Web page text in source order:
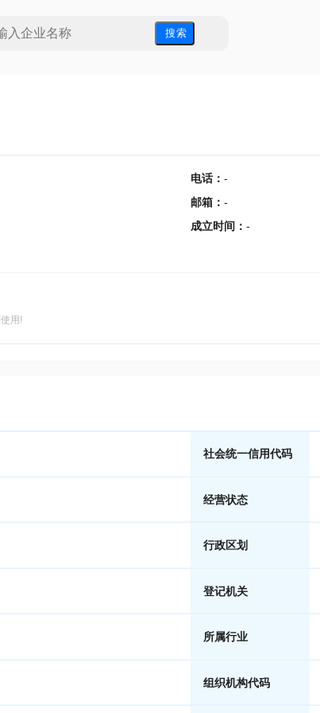
搜 索
电话： -
邮箱 ： -
成立时间 ： -
用!
社会统一信用代码
经营状态
行政区划
登记机关
所属行业
组织机构代码